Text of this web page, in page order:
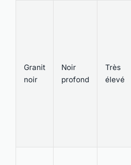
Granit
noir
Noir
profond
Très
élevé